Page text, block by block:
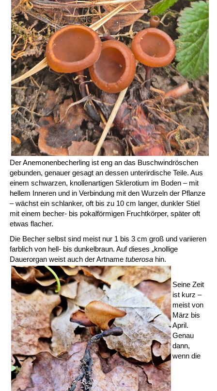
Der Anemonenbecherling ist eng an das Buschwindröschen
gebunden, genauer gesagt an dessen unterirdische Teile. Aus
einem schwarzen, knollenartigen Sklerotium im Boden – mit
hellem Inneren und in Verbindung mit den Wurzeln der Pflanze
– wächst ein schlanker, oft bis zu 10 cm langer, dunkler Stiel
mit einem becher- bis pokalförmigen Fruchtkörper, später oft
etwas flacher.
Die Becher selbst sind meist nur 1 bis 3 cm groß und variieren
farblich von hell- bis dunkelbraun. Auf dieses „knollige
Dauerorgan weist auch der Artname tuberosa hin.
Seine Zeit
ist kurz –
meist von
März bis
April.
Genau
dann,
wenn die